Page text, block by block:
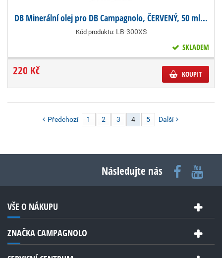
DB Minerální olej pro DB Campagnolo, ČERVENÝ, 50 ml...
Kód produktu: LB-300XS
SKLADEM
220 Kč KOUPIT
Předchozí 1 2 3 4 5 Další
Následujte nás
VŠE O NÁKUPU
ZNAČKA CAMPAGNOLO